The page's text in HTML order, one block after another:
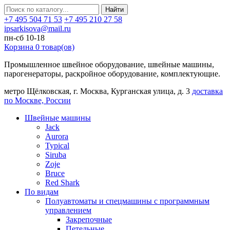
Найти
+7 495 504 71 53 +7 495 210 27 58
ipsarkisova@mail.ru
пн-сб 10-18
Корзина 0 товар(ов)
Промышленное швейное оборудование, швейные машины,
парогенераторы, раскройное оборудование, комплектующие.
метро Щёлковская, г. Москва, Курганская улица, д. 3 доставка
по Москве, России
Швейные машины
Jack
Aurora
Typical
Siruba
Zoje
Bruce
Red Shark
По видам
Полуавтоматы и спецмашины с программным
управлением
Закрепочные